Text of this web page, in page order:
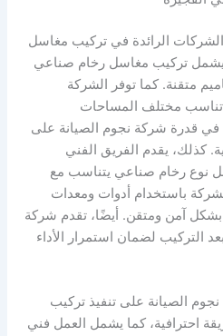
الرائدة في تركيب مغاسل
تركيب مغاسل رخام صناعي
متقنة. كما توفر الشركة
مختلف المساحات
في قدرة شركة نجوم الصيانة على
كذلك، يقدم الفريق الفني
نوع رخام صناعي يتناسب مع
باستخدام أدوات ومعدات
آمن ومتقن. أيضًا، تقدم شركة
التركيب لضمان استمرار الأداء
الصيانة على تنفيذ تركيب
احترافية، كما يشمل العمل فني